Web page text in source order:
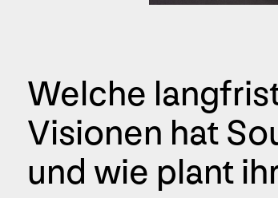
Welche
Visionen hat
und wie plant